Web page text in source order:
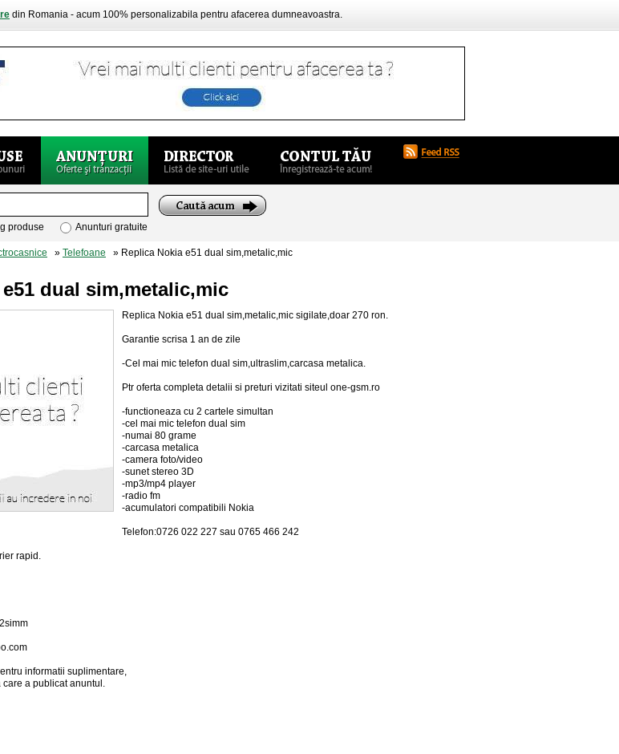
din Romania - acum 100% personalizabila pentru afacerea dumneavoastra.
produse Anunturi gratuite
» Telefoane » Replica Nokia e51 dual sim,metalic,mic
dual sim,metalic,mic
Replica Nokia e51 dual sim,metalic,mic sigilate,doar 270 ron.
Garantie scrisa 1 an de zile
-Cel mai mic telefon dual sim,ultraslim,carcasa metalica.
Ptr oferta completa detalii si preturi vizitati siteul one-gsm.ro
-functioneaza cu 2 cartele simultan
-cel mai mic telefon dual sim
-numai 80 grame
-carcasa metalica
-camera foto/video
-sunet stereo 3D
-mp3/mp4 player
-radio fm
-acumulatori compatibili Nokia
Telefon:0726 022 227 sau 0765 466 242
rapid.
informatii suplimentare,
a publicat anuntul.